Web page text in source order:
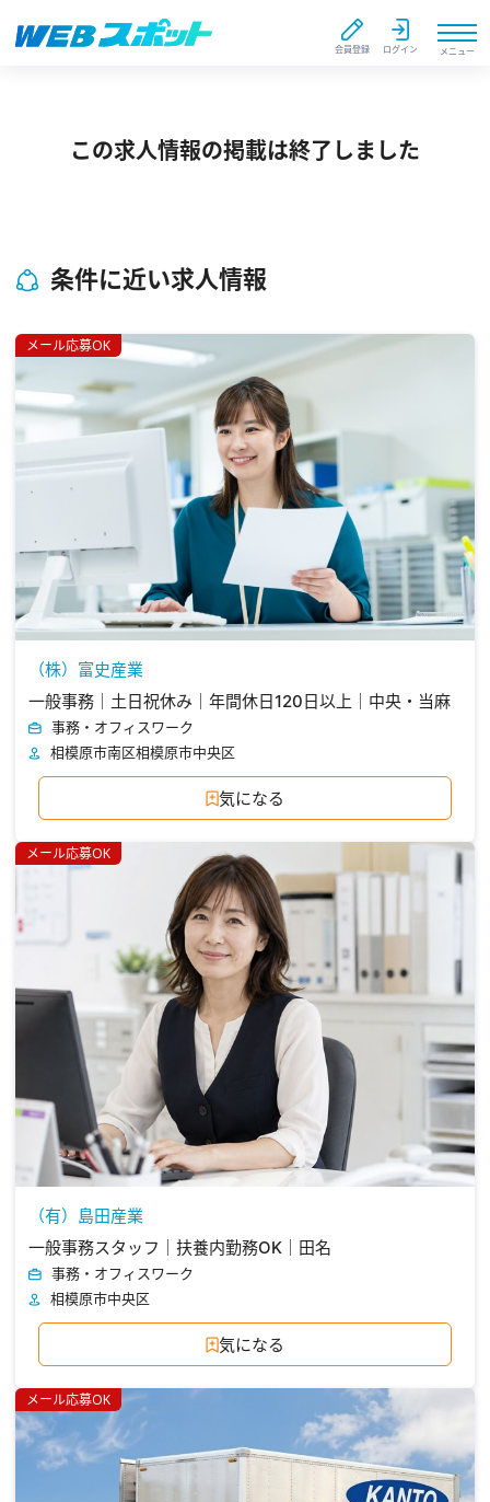
会員登録 ログイン メニュー
この求人情報の掲載は終了しました
条件に近い求人情報
メール応募OK
（株）富史産業
一般事務｜土日祝休み｜年間休日120日以上｜中央・当麻
事務・オフィスワーク
相模原市南区相模原市中央区
気になる
メール応募OK
（有）島田産業
一般事務スタッフ｜扶養内勤務OK｜田名
事務・オフィスワーク
相模原市中央区
気になる
メール応募OK